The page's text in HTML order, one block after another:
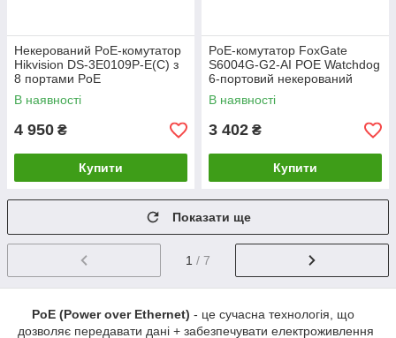
Некерований PoE-комутатор
Hikvision DS-3E0109P-E(C) з
8 портами PoE
В наявності
4 950 ₴
Купити
PoE-комутатор FoxGate
S6004G-G2-AI POE Watchdog
6-портовий некерований
В наявності
3 402 ₴
Купити
Показати ще
1 / 7
PoE (Power over Ethernet) - це сучасна технологія, що
дозволяє передавати дані + забезпечувати електроживлення